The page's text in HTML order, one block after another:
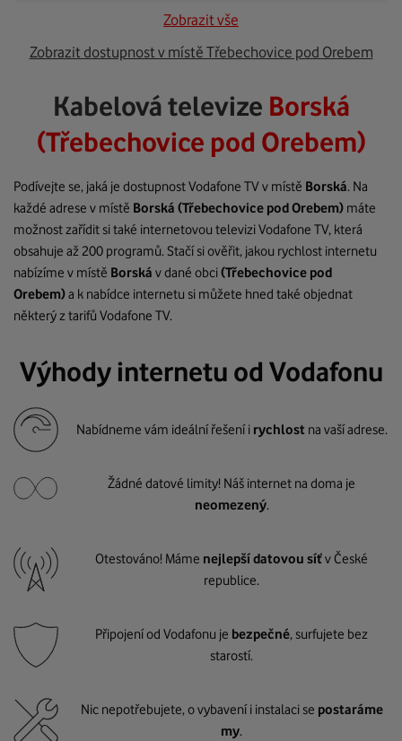
Zobrazit vše
Zobrazit dostupnost v místě Třebechovice pod Orebem
Kabelová televize Borská
(Třebechovice pod Orebem)
Podívejte se, jaká je dostupnost Vodafone TV v místě Borská. Na
každé adrese v místě Borská (Třebechovice pod Orebem) máte
možnost zařídit si také internetovou televizi Vodafone TV, která
obsahuje až 200 programů. Stačí si ověřit, jakou rychlost internetu
nabízíme v místě Borská v dané obci(Třebechovice pod
Orebem)a k nabídce internetu si můžete hned také objednat
některý z tarifů Vodafone TV.
Výhody internetu od Vodafonu
Nabídneme vám ideální řešení i rychlost na vaší adrese.
Žádné datové limity! Náš internet na doma je
neomezený.
Otestováno! Máme nejlepší datovou síťv České
republice.
Připojení od Vodafonu je bezpečné, surfujete bez
starostí.
Nic nepotřebujete, o vybavení i instalaci se postaráme
my.